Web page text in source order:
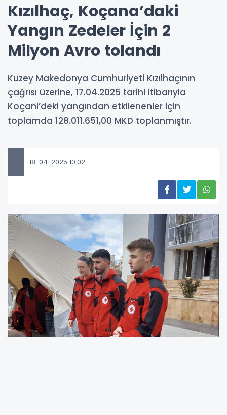
Kızılhaç, Koçana’daki
Yangın Zedeler İçin 2
Milyon Avro tolandı
Kuzey Makedonya Cumhuriyeti Kızılhaçının
çağrısı üzerine, 17.04.2025 tarihi itibarıyla
Koçani’deki yangından etkilenenler için
toplamda 128.011.651,00 MKD toplanmıştır.
18-04-2025 10:02